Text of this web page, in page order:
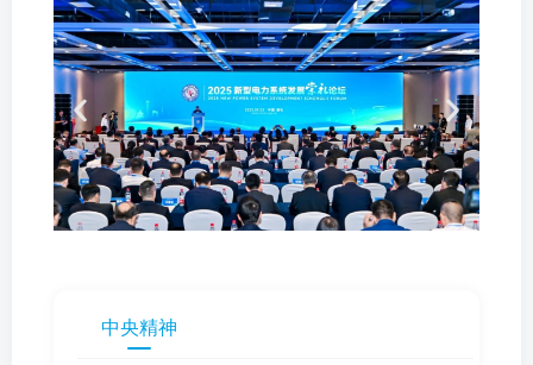
中央精神